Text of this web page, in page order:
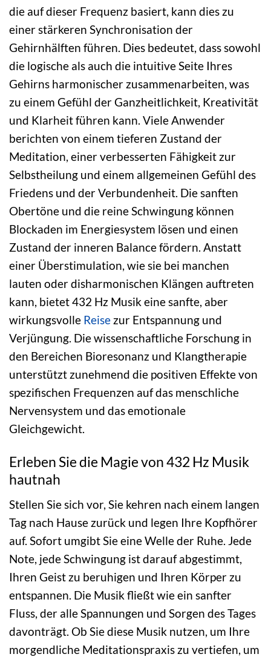
die auf dieser Frequenz basiert, kann dies zu
einer stärkeren Synchronisation der
Gehirnhälften führen. Dies bedeutet, dass sowohl
die logische als auch die intuitive Seite Ihres
Gehirns harmonischer zusammenarbeiten, was
zu einem Gefühl der Ganzheitlichkeit, Kreativität
und Klarheit führen kann. Viele Anwender
berichten von einem tieferen Zustand der
Meditation, einer verbesserten Fähigkeit zur
Selbstheilung und einem allgemeinen Gefühl des
Friedens und der Verbundenheit. Die sanften
Obertöne und die reine Schwingung können
Blockaden im Energiesystem lösen und einen
Zustand der inneren Balance fördern. Anstatt
einer Überstimulation, wie sie bei manchen
lauten oder disharmonischen Klängen auftreten
kann, bietet 432 Hz Musik eine sanfte, aber
wirkungsvolle Reise zur Entspannung und
Verjüngung. Die wissenschaftliche Forschung in
den Bereichen Bioresonanz und Klangtherapie
unterstützt zunehmend die positiven Effekte von
spezifischen Frequenzen auf das menschliche
Nervensystem und das emotionale
Gleichgewicht.
Erleben Sie die Magie von 432 Hz Musik
hautnah
Stellen Sie sich vor, Sie kehren nach einem langen
Tag nach Hause zurück und legen Ihre Kopfhörer
auf. Sofort umgibt Sie eine Welle der Ruhe. Jede
Note, jede Schwingung ist darauf abgestimmt,
Ihren Geist zu beruhigen und Ihren Körper zu
entspannen. Die Musik fließt wie ein sanfter
Fluss, der alle Spannungen und Sorgen des Tages
davonträgt. Ob Sie diese Musik nutzen, um Ihre
morgendliche Meditationspraxis zu vertiefen, um